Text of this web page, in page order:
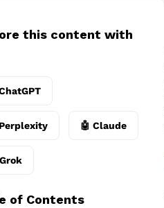
this content with
🤖 Claude
of Contents